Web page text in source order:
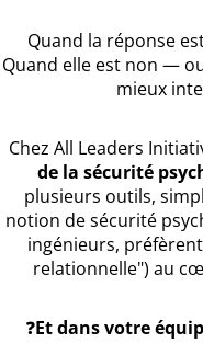
Quand la réponse
Quand elle est non —
mieux
Chez All Leaders
de la sécurité
plusieurs outils,
notion de sécurité
ingénieurs,
relationnelle") au
❓Et dans votre